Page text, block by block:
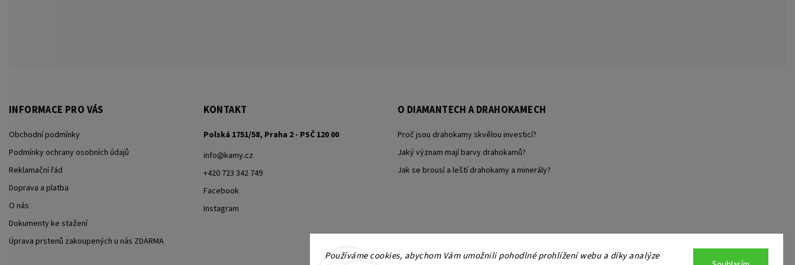
Používáme cookies, abychom Vám umožnili pohodlné prohlížení webu a díky analýze
INFORMACE PRO VÁS
Obchodní podmínky
Podmínky ochrany osobních údajů
Reklamační řád
Doprava a platba
O nás
Dokumenty ke stažení
Úprava prstenů zakoupených u nás ZDARMA
KONTAKT
Polská 1751/58, Praha 2 - PSČ 120 00
info@kamy.cz
+420 723 342 749
Facebook
Instagram
O DIAMANTECH A DRAHOKAMECH
Proč jsou drahokamy skvělou investicí?
Jaký význam mají barvy drahokamů?
Jak se brousí a leští drahokamy a minerály?